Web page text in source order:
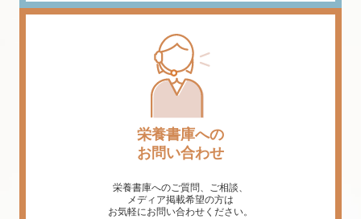
栄養書庫への
お問い合わせ
栄養書庫へのご質問、ご相談、
メディア掲載希望の方は
お気軽にお問い合わせください。